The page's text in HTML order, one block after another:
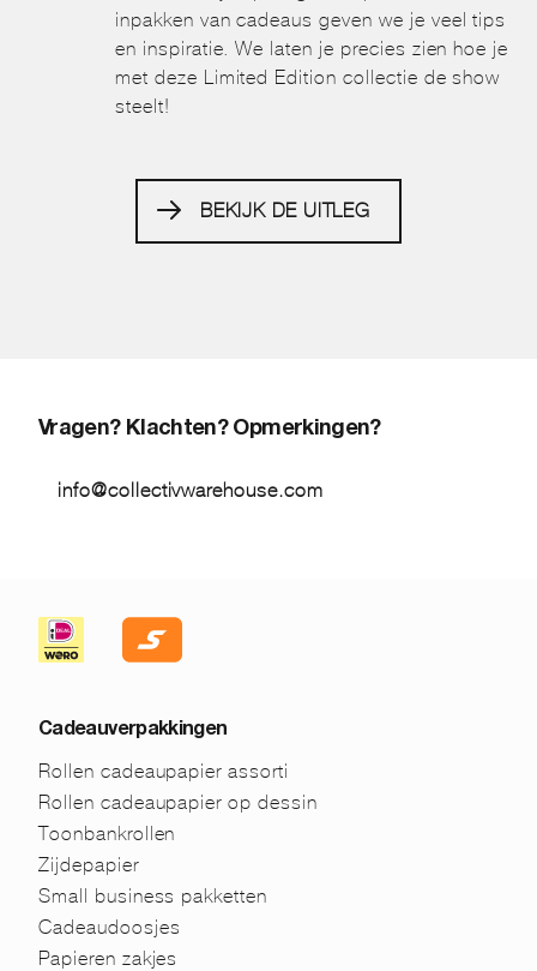
inpakken van cadeaus geven we je veel tips
en inspiratie. We laten je precies zien hoe je
met deze Limited Edition collectie de show
steelt!
BEKIJK DE UITLEG
Vragen? Klachten? Opmerkingen?
info@collectivwarehouse.com
Cadeauverpakkingen
Rollen cadeaupapier assorti
Rollen cadeaupapier op dessin
Toonbankrollen
Zijdepapier
Small business pakketten
Cadeaudoosjes
Papieren zakjes